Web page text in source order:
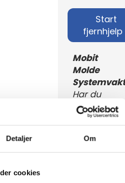
Detaljer Om
cookies
Start
fjernhjelp
Mobit
Molde
Har du
Mobit
Molde
kan du
opprette